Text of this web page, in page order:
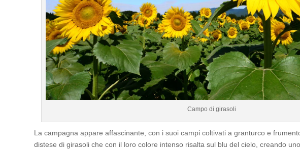
Campo di girasoli
La campagna appare affascinante, con i suoi campi coltivati a granturco e
distese di girasoli che con il loro colore intenso risalta sul blu del cielo, creando